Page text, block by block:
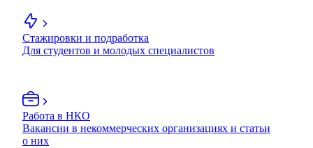
Стажировки и подработка
Для студентов и молодых специалистов
Работа в НКО
Вакансии в некоммерческих организациях и статьи
о них